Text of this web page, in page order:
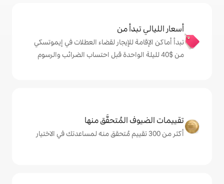
للإيجار لقضاء العطلات في إيموتسكي
المُتحقَّق منها